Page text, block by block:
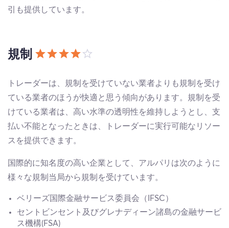
引も提供しています。
規制
トレーダーは、規制を受けていない業者よりも規制を受け
ている業者のほうが快適と思う傾向があります。規制を受
けている業者は、高い水準の透明性を維持しようとし、支
払い不能となったときは、トレーダーに実行可能なリソー
スを提供できます。
国際的に知名度の高い企業として、アルパリは次のように
様々な規制当局から規制を受けています。
ベリーズ国際金融サービス委員会（IFSC）
セントビンセント及びグレナディーン諸島の金融サービ
ス機構(FSA)